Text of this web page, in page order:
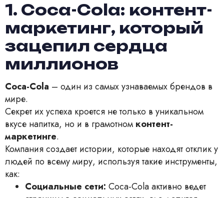
1. Coca-Cola: контент-
маркетинг, который
зацепил сердца
миллионов
Coca-Cola – один из самых узнаваемых брендов в
мире.
Секрет их успеха кроется не только в уникальном
вкусе напитка, но и в грамотном контент-
маркетинге.
Компания создает истории, которые находят отклик у
людей по всему миру, используя такие инструменты,
как:
Социальные сети: Coca-Cola активно ведет